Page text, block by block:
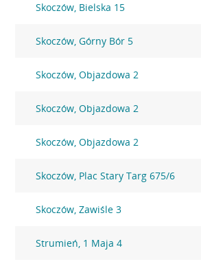
Skoczów, Bielska 15
Skoczów, Górny Bór 5
Skoczów, Objazdowa 2
Skoczów, Objazdowa 2
Skoczów, Objazdowa 2
Skoczów, Plac Stary Targ 675/6
Skoczów, Zawiśle 3
Strumień, 1 Maja 4